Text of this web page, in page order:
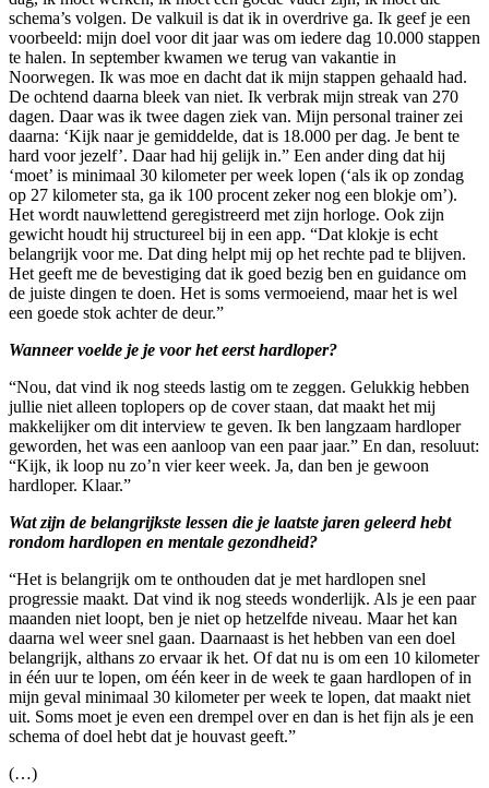
schema’s volgen. De valkuil is dat ik in overdrive ga. Ik geef je een
voorbeeld: mijn doel voor dit jaar was om iedere dag 10.000 stappen
te halen. In september kwamen we terug van vakantie in
Noorwegen. Ik was moe en dacht dat ik mijn stappen gehaald had.
De ochtend daarna bleek van niet. Ik verbrak mijn streak van 270
dagen. Daar was ik twee dagen ziek van. Mijn personal trainer zei
daarna: ‘Kijk naar je gemiddelde, dat is 18.000 per dag. Je bent te
hard voor jezelf’. Daar had hij gelijk in.” Een ander ding dat hij
‘moet’ is minimaal 30 kilometer per week lopen (‘als ik op zondag
op 27 kilometer sta, ga ik 100 procent zeker nog een blokje om’).
Het wordt nauwlettend geregistreerd met zijn horloge. Ook zijn
gewicht houdt hij structureel bij in een app. “Dat klokje is echt
belangrijk voor me. Dat ding helpt mij op het rechte pad te blijven.
Het geeft me de bevestiging dat ik goed bezig ben en guidance om
de juiste dingen te doen. Het is soms vermoeiend, maar het is wel
een goede stok achter de deur.”
Wanneer voelde je je voor het eerst hardloper?
“Nou, dat vind ik nog steeds lastig om te zeggen. Gelukkig hebben
jullie niet alleen toplopers op de cover staan, dat maakt het mij
makkelijker om dit interview te geven. Ik ben langzaam hardloper
geworden, het was een aanloop van een paar jaar.” En dan, resoluut:
“Kijk, ik loop nu zo’n vier keer week. Ja, dan ben je gewoon
hardloper. Klaar.”
Wat zijn de belangrijkste lessen die je laatste jaren geleerd hebt
rondom hardlopen en mentale gezondheid?
“Het is belangrijk om te onthouden dat je met hardlopen snel
progressie maakt. Dat vind ik nog steeds wonderlijk. Als je een paar
maanden niet loopt, ben je niet op hetzelfde niveau. Maar het kan
daarna wel weer snel gaan. Daarnaast is het hebben van een doel
belangrijk, althans zo ervaar ik het. Of dat nu is om een 10 kilometer
in één uur te lopen, om één keer in de week te gaan hardlopen of in
mijn geval minimaal 30 kilometer per week te lopen, dat maakt niet
uit. Soms moet je even een drempel over en dan is het fijn als je een
schema of doel hebt dat je houvast geeft.”
(…)